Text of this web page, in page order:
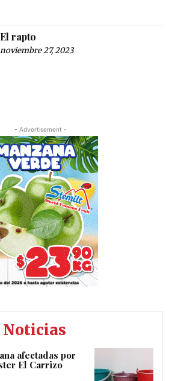
El rapto
noviembre 27, 2023
- Advertisement -
afectadas por
El Carrizo